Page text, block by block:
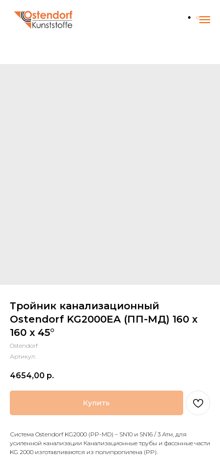
Тройник канализационный
Ostendorf KG2000EA (ПП-МД) 160 x
160 x 45°
Ostendorf
Артикул:
4654,00 р.
Купить
Система Ostendorf KG2000 (PP-MD) – SN10 и SN16 / 3 Атм, для
усиленной канализации Канализационные трубы и фасонные части
KG 2000 изготавливаются из полипропилена (PP).